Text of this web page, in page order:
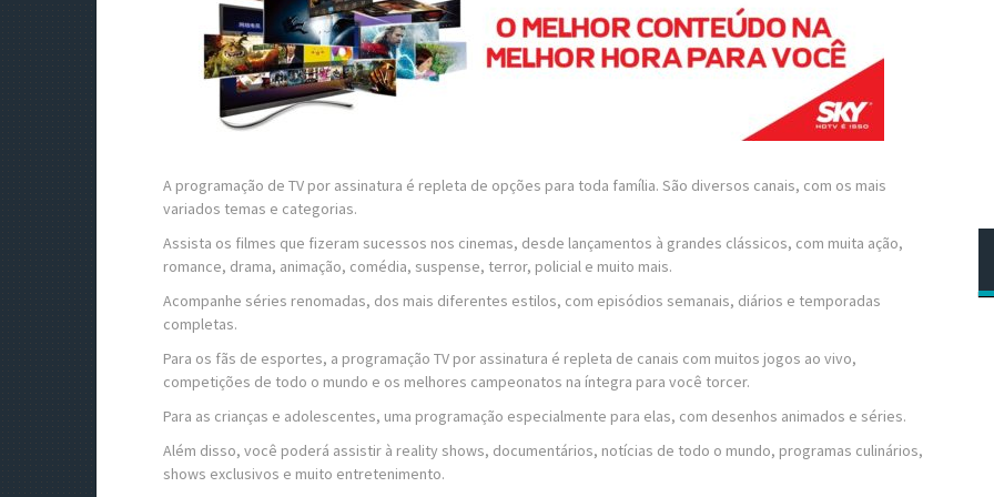
A programação de TV por assinatura é repleta de opções para toda família. São diversos canais, com os mais
variados temas e categorias.
Assista os filmes que fizeram sucessos nos cinemas, desde lançamentos à grandes clássicos, com muita ação,
romance, drama, animação, comédia, suspense, terror, policial e muito mais.
Acompanhe séries renomadas, dos mais diferentes estilos, com episódios semanais, diários e temporadas
completas.
Para os fãs de esportes, a programação TV por assinatura é repleta de canais com muitos jogos ao vivo,
competições de todo o mundo e os melhores campeonatos na íntegra para você torcer.
Para as crianças e adolescentes, uma programação especialmente para elas, com desenhos animados e séries.
Além disso, você poderá assistir à reality shows, documentários, notícias de todo o mundo, programas culinários,
shows exclusivos e muito entretenimento.